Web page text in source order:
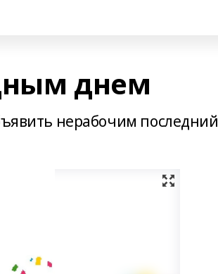
днем
нерабочим последний